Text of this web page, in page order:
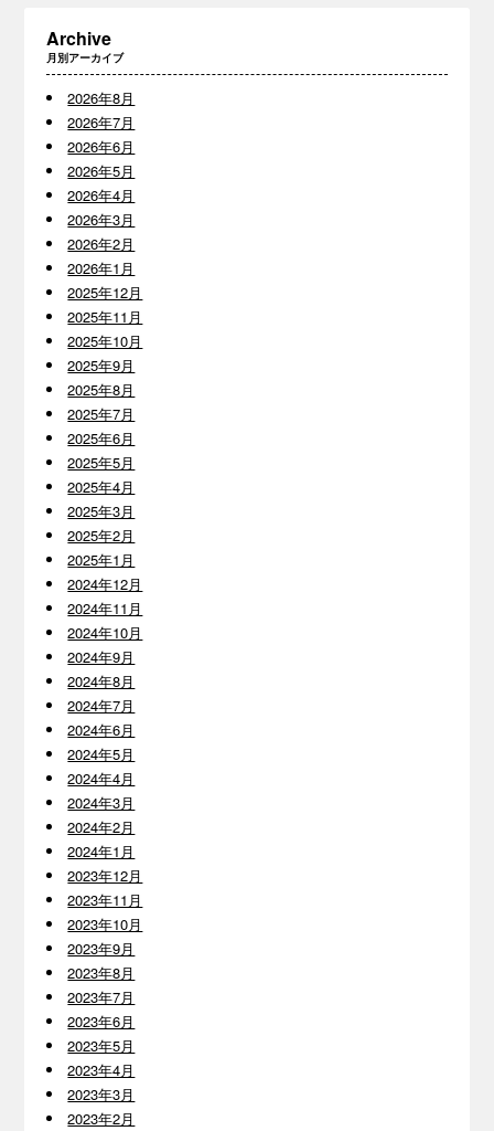
Archive
月別アーカイブ
2026年8月
2026年7月
2026年6月
2026年5月
2026年4月
2026年3月
2026年2月
2026年1月
2025年12月
2025年11月
2025年10月
2025年9月
2025年8月
2025年7月
2025年6月
2025年5月
2025年4月
2025年3月
2025年2月
2025年1月
2024年12月
2024年11月
2024年10月
2024年9月
2024年8月
2024年7月
2024年6月
2024年5月
2024年4月
2024年3月
2024年2月
2024年1月
2023年12月
2023年11月
2023年10月
2023年9月
2023年8月
2023年7月
2023年6月
2023年5月
2023年4月
2023年3月
2023年2月